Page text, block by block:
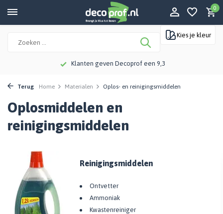
0
Kies je kleur
Klanten geven Decoprof een 9,3
Terug Home Materialen Oplos- en reinigingsmiddelen
Oplosmiddelen en
reinigingsmiddelen
Reinigingsmiddelen
Ontvetter
Ammoniak
Kwastenreiniger